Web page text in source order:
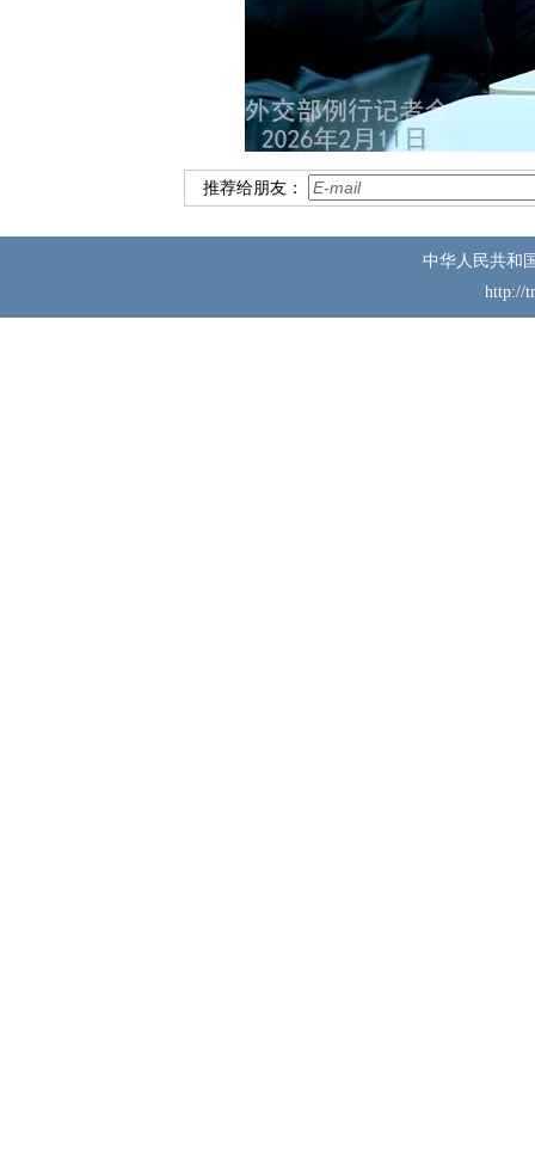
推荐给朋友：
中华人民共和
http://